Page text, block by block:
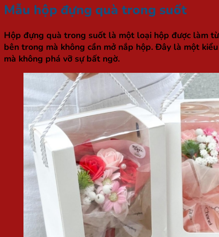
Mẫu hộp đựng quà trong suốt
Hộp đựng quà trong suốt là một loại hộp được làm
bên trong mà không cần mở nắp hộp. Đây là một
mà không phá vỡ sự bất ngờ.